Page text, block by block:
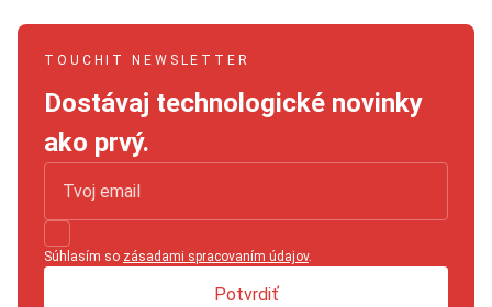
TOUCHIT NEWSLETTER
Dostávaj technologické novinky
ako prvý.
Súhlasím so zásadami spracovaním údajov.
Potvrdiť